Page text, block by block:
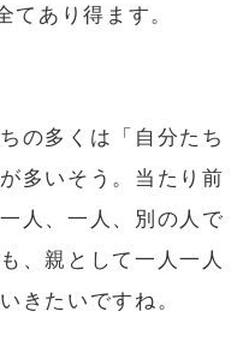
てあり得ます。
の多くは「自分たち
多いそう。当たり前
人、一人、別の人で
、親として一人一人
きたいですね。